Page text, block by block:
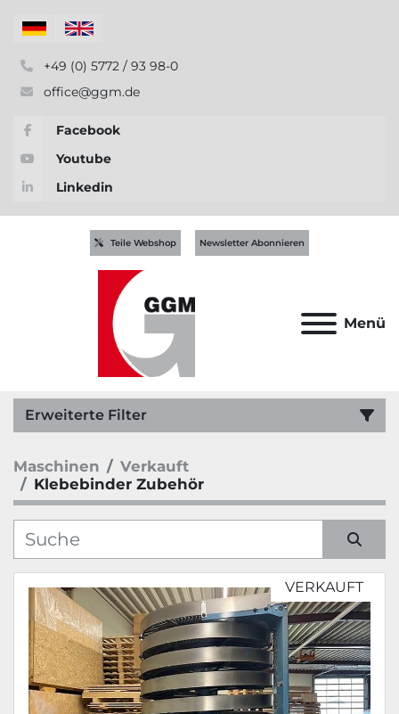
+49 (0) 5772 / 93 98-0
office@ggm.de
Facebook
Youtube
Linkedin
Menü
Teile Webshop Newsletter Abonnieren
Erweiterte Filter
Kategorie
Hersteller
Modell
Maschinen
Verkauft
Klebebinder Zubehör
Sortieren nach VERKAUFT